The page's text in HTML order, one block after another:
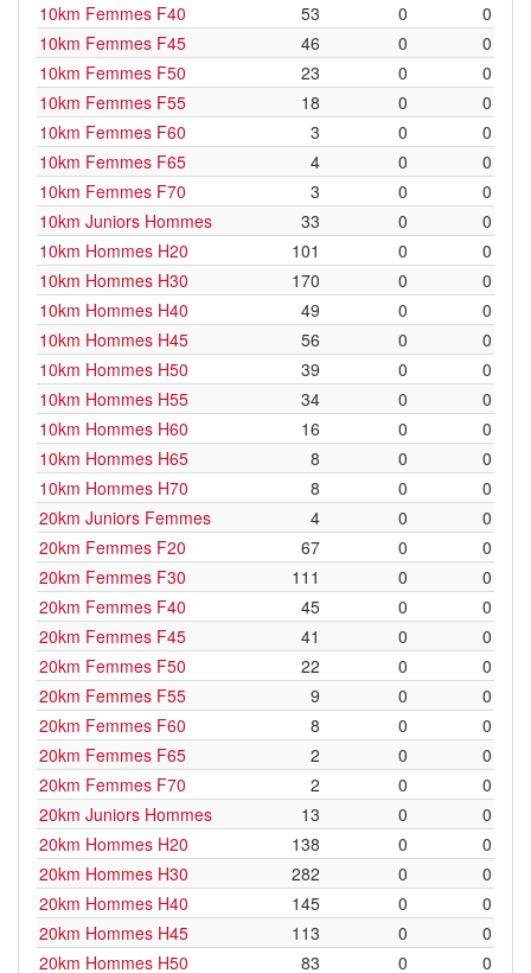
10km Femmes F40
53 0
0
10km Femmes F45
46 0
0
10km Femmes F50
23 0
0
10km Femmes F55
18 0
0
10km Femmes F60
3 0
0
10km Femmes F65
4 0
0
10km Femmes F70
3 0
0
10km Juniors Hommes
33 0
0
10km Hommes H20
101 0
0
10km Hommes H30
170 0
0
10km Hommes H40
49 0
0
10km Hommes H45
56 0
0
10km Hommes H50
39 0
0
10km Hommes H55
34 0
0
10km Hommes H60
16 0
0
10km Hommes H65
8 0
0
10km Hommes H70
8 0
0
20km Juniors Femmes
4 0
0
20km Femmes F20
67 0
0
20km Femmes F30
111 0
0
20km Femmes F40
45 0
0
20km Femmes F45
41 0
0
20km Femmes F50
22 0
0
20km Femmes F55
9 0
0
20km Femmes F60
8 0
0
20km Femmes F65
2 0
0
20km Femmes F70
2 0
0
20km Juniors Hommes
13 0
0
20km Hommes H20
138 0
0
20km Hommes H30
282 0
0
20km Hommes H40
145 0
0
20km Hommes H45
113 0
0
20km Hommes H50
83 0 0